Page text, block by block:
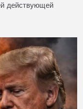
действующей